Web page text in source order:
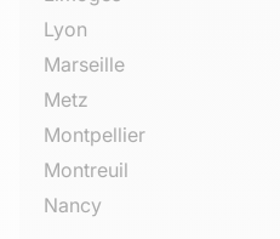
Lyon
Marseille
Metz
Montpellier
Montreuil
Nancy